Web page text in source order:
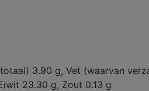
3.90 g, Vet (waarvan
23.30 g, Zout 0.13 g